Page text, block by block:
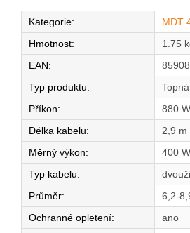
Kategorie:
MDT
Hmotnost:
1.75
EAN:
Typ produktu:
Příkon:
880 W
Délka kabelu:
2,9 m
Měrný výkon:
400
Typ kabelu:
Průměr:
6,2-
Ochranné opletení:
ano